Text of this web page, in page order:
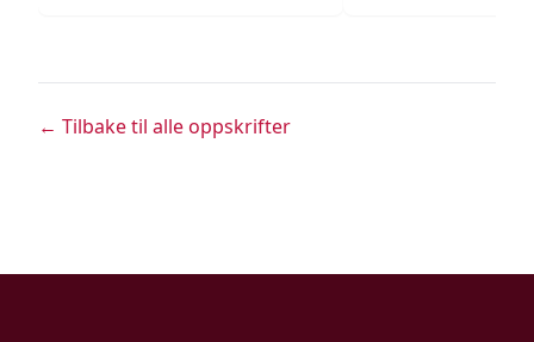
← Tilbake til alle oppskrifter